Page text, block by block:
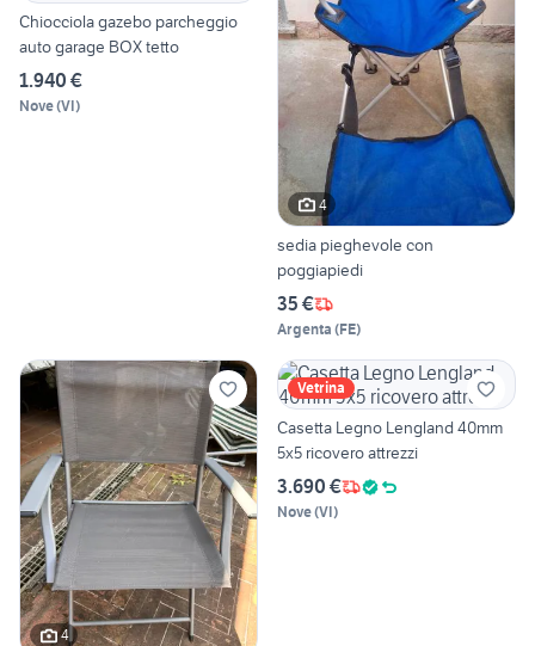
Chiocciola gazebo parcheggio
auto garage BOX tetto
1.940 €
Nove(VI)
4
sedia pieghevole con
poggiapiedi
35 €
Argenta (FE)
4
Vetrina
Casetta Legno Lengland 40mm
5x5 ricovero attrezzi
3.690 €
Nove(VI)